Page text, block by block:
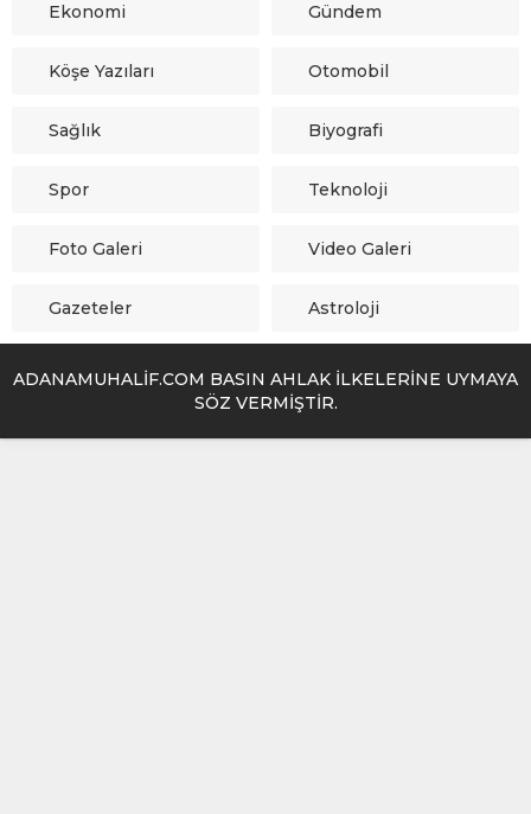
Ekonomi Gündem
Köşe Yazıları Otomobil
Sağlık Biyografi
Spor Teknoloji
Foto Galeri Video Galeri
Gazeteler Astroloji
ADANAMUHALİF.COM BASIN AHLAK İLKELERİNE UYMAYA
SÖZ VERMİŞTİR.